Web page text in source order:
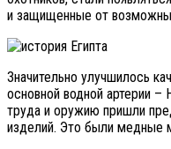
и защищенные от
Значительно улучшилось
основной водной артерии
труда и оружию пришли
изделий. Это были медные